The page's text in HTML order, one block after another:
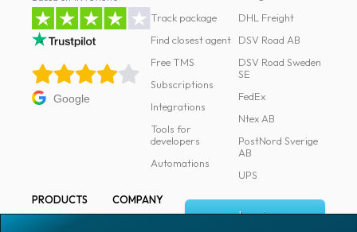
Google
Track package
Find closest agent
Free TMS
Subscriptions
Integrations
Tools for
developers
Automations
DHL Freight
DSV Road AB
DSV Road Sweden
SE
FedEx
Ntex AB
PostNord Sverige
AB
UPS
PRODUCTS
COMPANY
Log in